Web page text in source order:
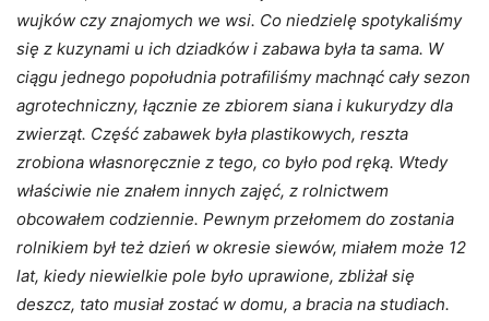
wujków czy znajomych we wsi. Co niedzielę spotykaliśmy
się z kuzynami u ich dziadków i zabawa była ta sama. W
ciągu jednego popołudnia potrafiliśmy machnąć cały sezon
agrotechniczny, łącznie ze zbiorem siana i kukurydzy dla
zwierząt. Część zabawek była plastikowych, reszta
zrobiona własnoręcznie z tego, co było pod ręką. Wtedy
właściwie nie znałem innych zajęć, z rolnictwem
obcowałem codziennie. Pewnym przełomem do zostania
rolnikiem był też dzień w okresie siewów, miałem może 12
lat, kiedy niewielkie pole było uprawione, zbliżał się
deszcz, tato musiał zostać w domu, a bracia na studiach.